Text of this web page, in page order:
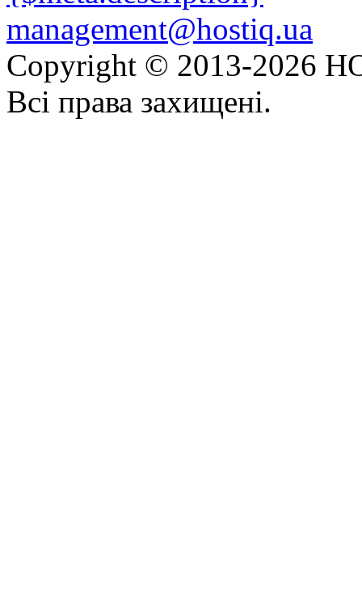
management@hostiq.ua
Copyright © 2013-2026
Всі права захищені.